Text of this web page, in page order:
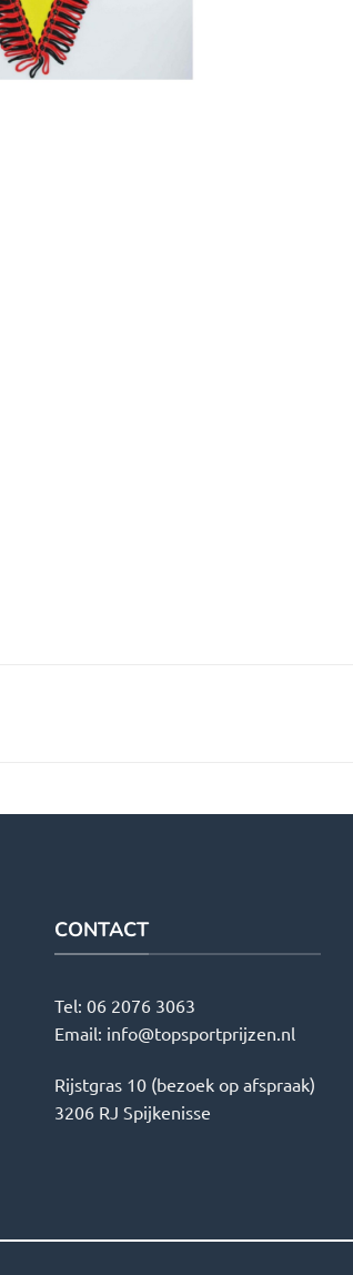
CONTACT
Tel: 06 2076 3063
Email: info@topsportprijzen.nl
Rijstgras 10 (bezoek op afspraak)
3206 RJ Spijkenisse